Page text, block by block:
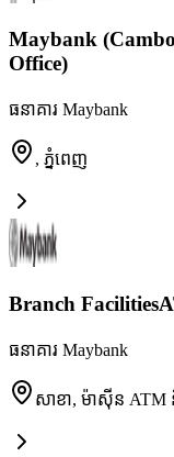
Maybank
Office)
ធនាគារ Maybank
, ភ្នំពេញ
Branch
ធនាគារ Maybank
សាខា, ម៉ាស៊ីន